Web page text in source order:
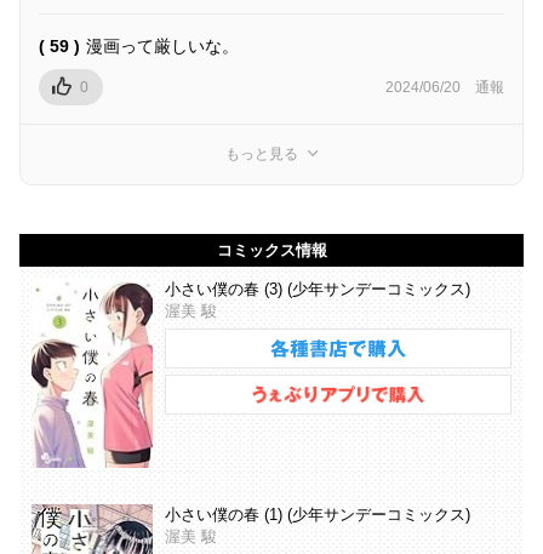
( 59 ) 漫画って厳しいな。
0 2024/06/20 通報
もっと見る
コミックス情報
小さい僕の春 (3) (少年サンデーコミックス)
渥美 駿
小さい僕の春 (1) (少年サンデーコミックス)
渥美 駿